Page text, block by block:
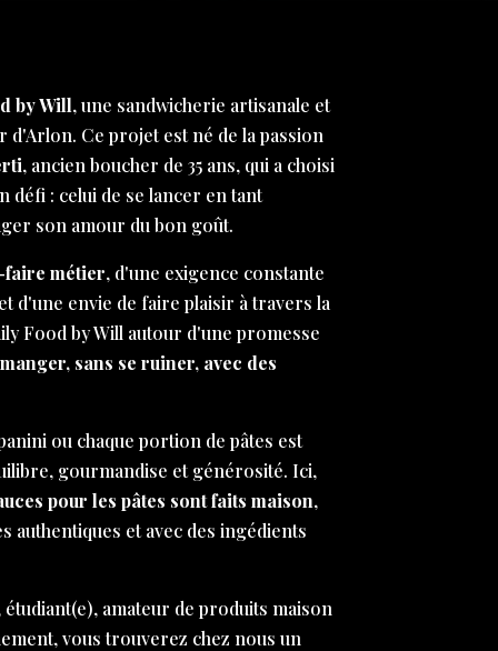
by Will, une sandwicherie artisanale et
d'Arlon. Ce projet est né de la passion
, ancien boucher de 35 ans, qui a choisi
défi : celui de se lancer en tant
son amour du bon goût.
métier, d'une exigence constante
d'une envie de faire plaisir à travers la
Food by Will autour d'une promesse
sans se ruiner, avec des
ou chaque portion de pâtes est
gourmandise et générosité. Ici,
pour les pâtes sont faits maison,
authentiques et avec des ingédients
amateur de produits maison
vous trouverez chez nous un